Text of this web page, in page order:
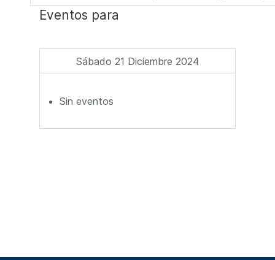
Eventos para
Sábado 21 Diciembre 2024
Sin eventos